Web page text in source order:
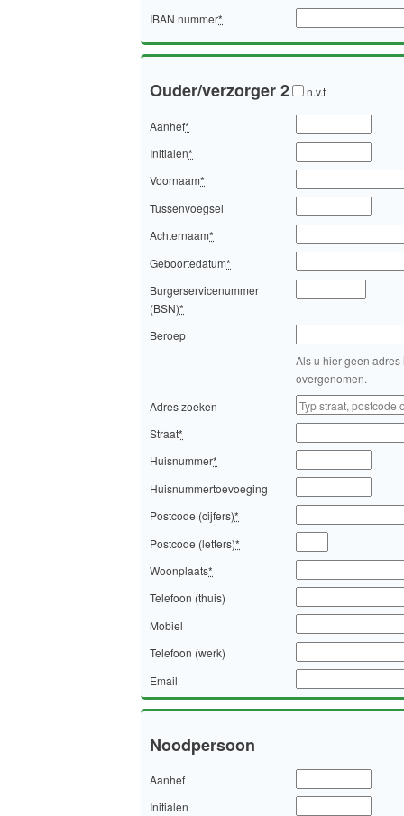
IBAN nummer*
Ouder/verzorger 2 n.v.t
Aanhef*
Initialen*
Voornaam*
Tussenvoegsel
Achternaam*
Geboortedatum*
Burgerservicenummer
(BSN)*
Beroep
Als u hier geen
overgenomen.
Adres zoeken
Straat*
Huisnummer*
Huisnummertoevoeging
Postcode (cijfers)*
Postcode (letters)*
Woonplaats*
Telefoon (thuis)
Mobiel
Telefoon (werk)
Email
Noodpersoon
Aanhef
Initialen